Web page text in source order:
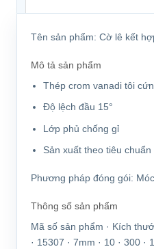
Tên sản phẩm: Cờ lê kết
Mô tả sản phẩm
Thép crom vanadi tôi
Độ lệch đầu 15°
Lớp phủ chống gỉ
Sản xuất theo tiêu chuẩn
Phương pháp đóng gói:
Thông số sản phẩm
Mã số sản phẩm · Kích
· 15307 · 7mm · 10 · 300 ·